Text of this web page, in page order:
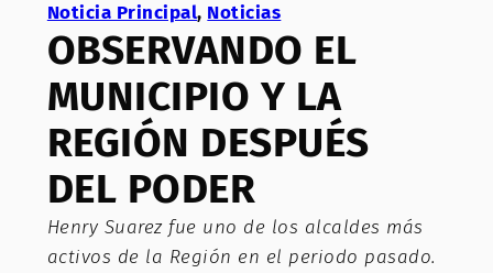
Noticia Principal, Noticias
OBSERVANDO EL
MUNICIPIO Y LA
REGIÓN DESPUÉS
DEL PODER
Henry Suarez fue uno de los alcaldes más
activos de la Región en el periodo pasado.